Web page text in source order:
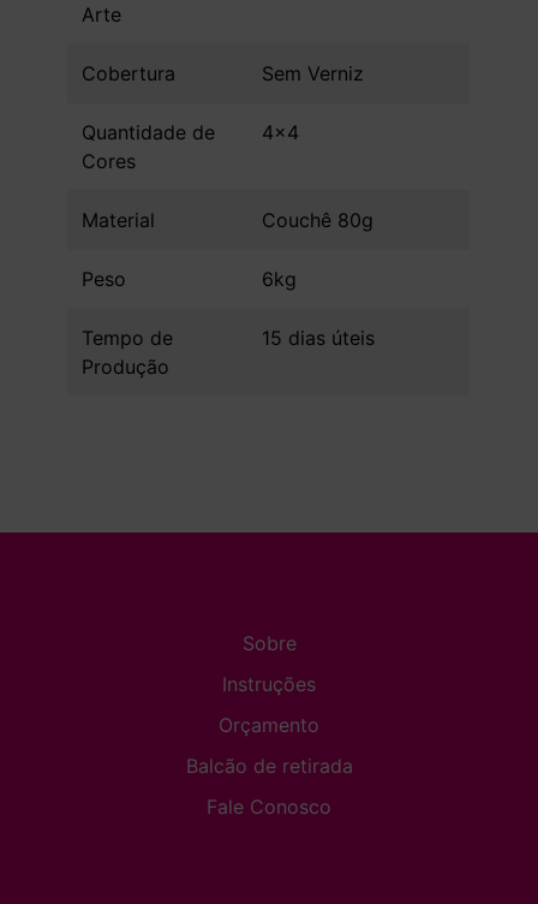
Arte
Cobertura Sem Verniz
Quantidade de
Cores
4x4
Material Couchê 80g
Peso 6kg
Tempo de
Produção
15 dias úteis
Sobre
Instruções
Orçamento
Balcão de retirada
Fale Conosco